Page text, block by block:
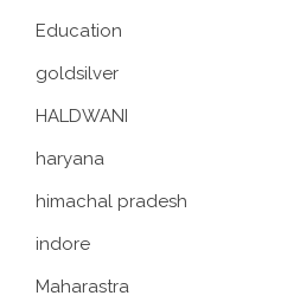
Education
goldsilver
HALDWANI
haryana
himachal pradesh
indore
Maharastra